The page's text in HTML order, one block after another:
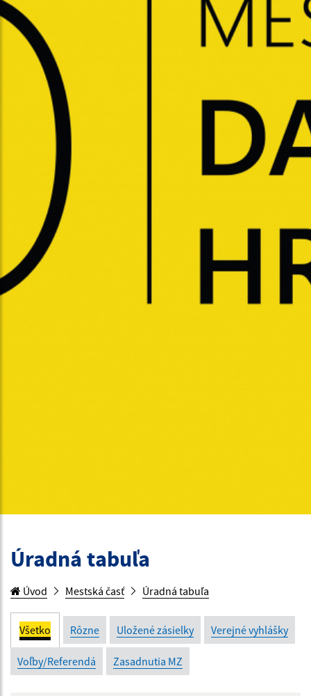
Úradná tabuľa
Úvod Mestská časť Úradná tabuľa
Všetko Rôzne Uložené zásielky Verejné vyhlášky
Voľby/Referendá Zasadnutia MZ